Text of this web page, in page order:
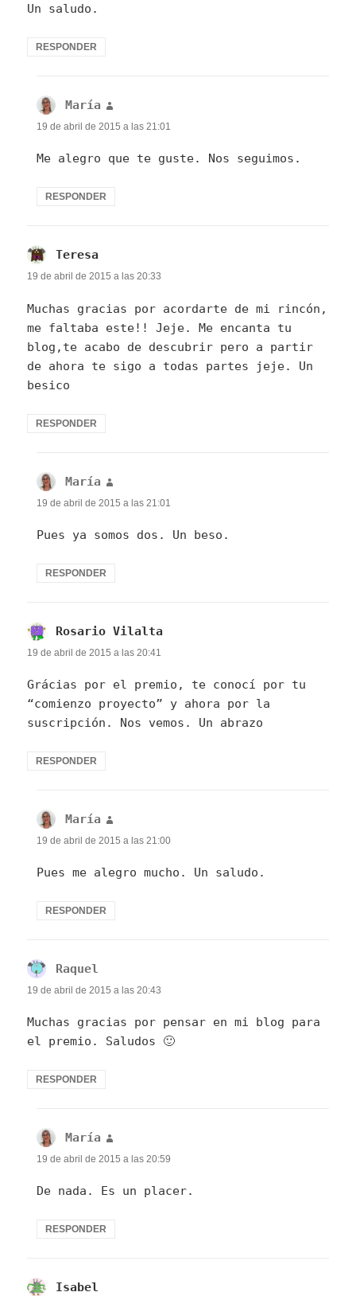
Un saludo.
RESPONDER
María
19 de abril de 2015 a las 21:01
Me alegro que te guste. Nos seguimos.
RESPONDER
Teresa
19 de abril de 2015 a las 20:33
Muchas gracias por acordarte de mi rincón,
me faltaba este!! Jeje. Me encanta tu
blog,te acabo de descubrir pero a partir
de ahora te sigo a todas partes jeje. Un
besico
RESPONDER
María
19 de abril de 2015 a las 21:01
Pues ya somos dos. Un beso.
RESPONDER
Rosario Vilalta
19 de abril de 2015 a las 20:41
Grácias por el premio, te conocí por tu
“comienzo proyecto” y ahora por la
suscripción. Nos vemos. Un abrazo
RESPONDER
María
19 de abril de 2015 a las 21:00
Pues me alegro mucho. Un saludo.
RESPONDER
Raquel
19 de abril de 2015 a las 20:43
Muchas gracias por pensar en mi blog para
el premio. Saludos 🙂
RESPONDER
María
19 de abril de 2015 a las 20:59
De nada. Es un placer.
RESPONDER
Isabel